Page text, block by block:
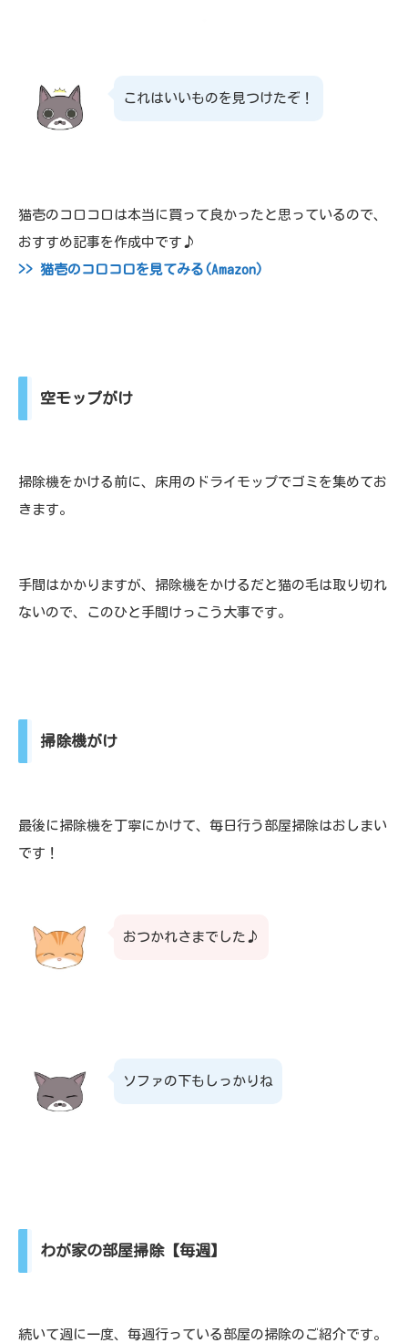
これはいいものを見つけたぞ！
猫壱のコロコロは本当に買って良かったと思っているので、
おすすめ記事を作成中です♪
>> 猫壱のコロコロを見てみる(Amazon)
空モップがけ
掃除機をかける前に、床用のドライモップでゴミを集めてお
きます。
手間はかかりますが、掃除機をかけるだと猫の毛は取り切れ
ないので、このひと手間けっこう大事です。
掃除機がけ
最後に掃除機を丁寧にかけて、毎日行う部屋掃除はおしまい
です！
おつかれさまでした♪
ソファの下もしっかりね
わが家の部屋掃除【毎週】
続いて週に一度、毎週行っている部屋の掃除のご紹介です。